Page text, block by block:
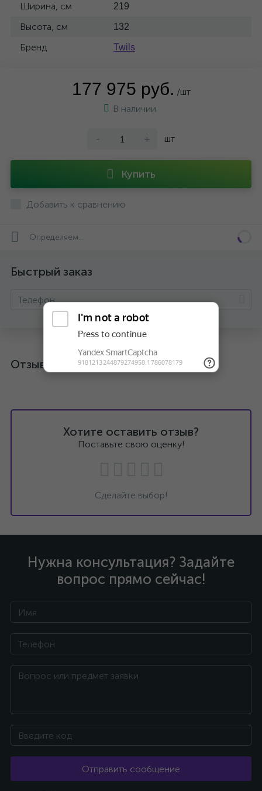
Ширина, см 219
Высота, см 132
Бренд Twils
177 975 руб. /шт
В наличии
- + шт
Купить
Добавить к сравнению
Определяем...
Быстрый заказ
Отзывы
Хотите оставить отзыв?
Поставьте свою оценку!
Сделайте выбор!
Нужна консультация? Задайте
вопрос прямо сейчас!
Отправить сообщение